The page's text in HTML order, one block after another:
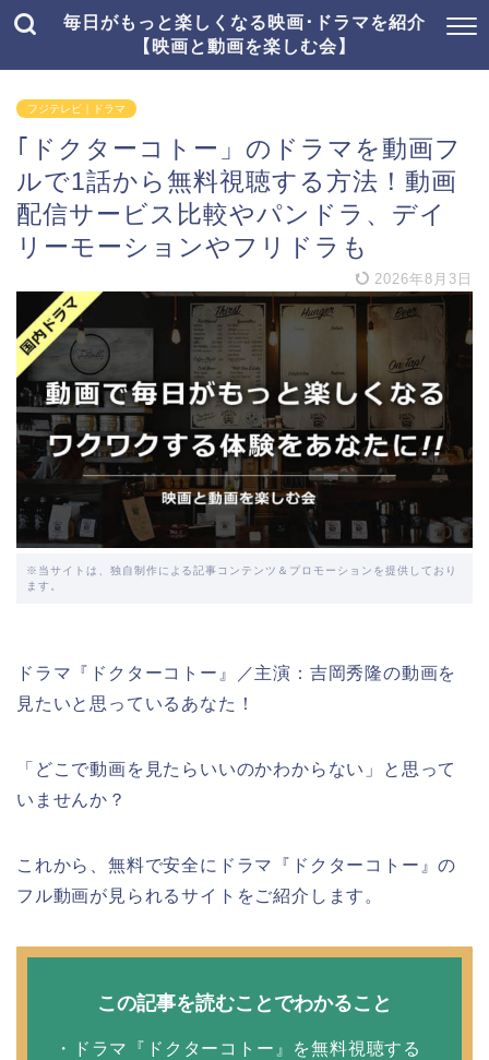
毎日がもっと楽しくなる映画･ドラマを紹介
【映画と動画を楽しむ会】
フジテレビ｜ドラマ
｢ドクターコトー」のドラマを動画フ
ルで1話から無料視聴する方法！動画
配信サービス比較やパンドラ、デイ
リーモーションやフリドラも
2026年8月3日
※当サイトは、独自制作による記事コンテンツ＆プロモーションを提供しており
ます。
ドラマ『ドクターコトー』／主演：吉岡秀隆の動画を
見たいと思っているあなた！
「どこで動画を見たらいいのかわからない」と思って
いませんか？
これから、無料で安全にドラマ『ドクターコトー』の
フル動画が見られるサイトをご紹介します。
この記事を読むことでわかること
・ドラマ『ドクターコトー』を無料視聴する